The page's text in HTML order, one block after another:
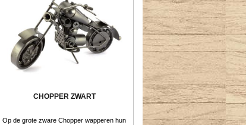
CHOPPER ZWART
Op de grote zware Chopper wapperen hun